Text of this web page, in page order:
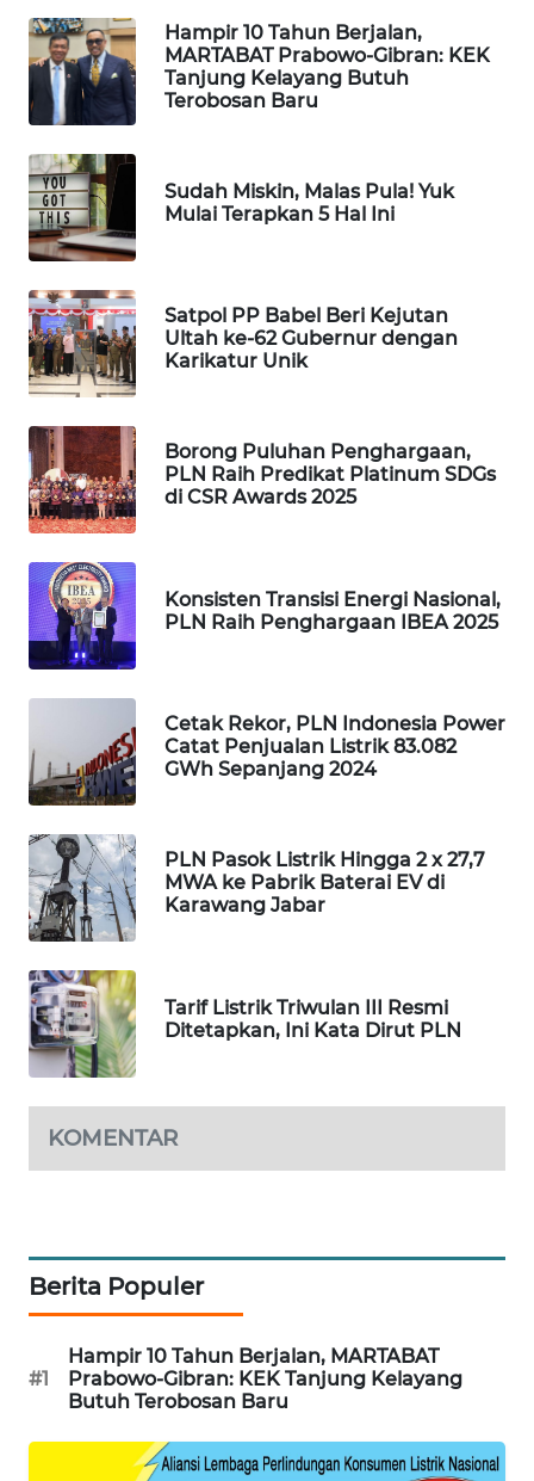
Hampir 10 Tahun Berjalan,
MARTABAT Prabowo-Gibran: KEK
Tanjung Kelayang Butuh
Terobosan Baru
Sudah Miskin, Malas Pula! Yuk
Mulai Terapkan 5 Hal Ini
Satpol PP Babel Beri Kejutan
Ultah ke-62 Gubernur dengan
Karikatur Unik
Borong Puluhan Penghargaan,
PLN Raih Predikat Platinum SDGs
di CSR Awards 2025
Konsisten Transisi Energi Nasional,
PLN Raih Penghargaan IBEA 2025
Cetak Rekor, PLN Indonesia Power
Catat Penjualan Listrik 83.082
GWh Sepanjang 2024
PLN Pasok Listrik Hingga 2 x 27,7
MWA ke Pabrik Baterai EV di
Karawang Jabar
Tarif Listrik Triwulan III Resmi
Ditetapkan, Ini Kata Dirut PLN
KOMENTAR
Berita Populer
#1
Hampir 10 Tahun Berjalan, MARTABAT
Prabowo-Gibran: KEK Tanjung Kelayang
Butuh Terobosan Baru
MARTABAT
NET
PLN
MKLI
LKKI
KOPEKLIN
PORTAL
KONSUMEN
ALPERKLINAS
FORJASIDA
TAMBANG
NEWS
NEWS
SIDIKALANG
NEWS
SIBARAGAS
NEWS
NEWS
NEWS
METRO
JAKARTA
NEWS